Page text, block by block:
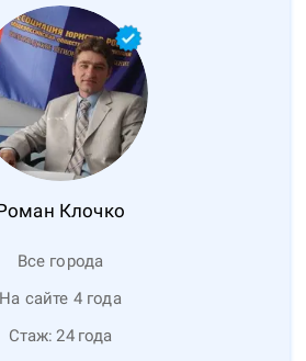
Клочко
Все города
На сайте 4 года
Стаж: 24 года